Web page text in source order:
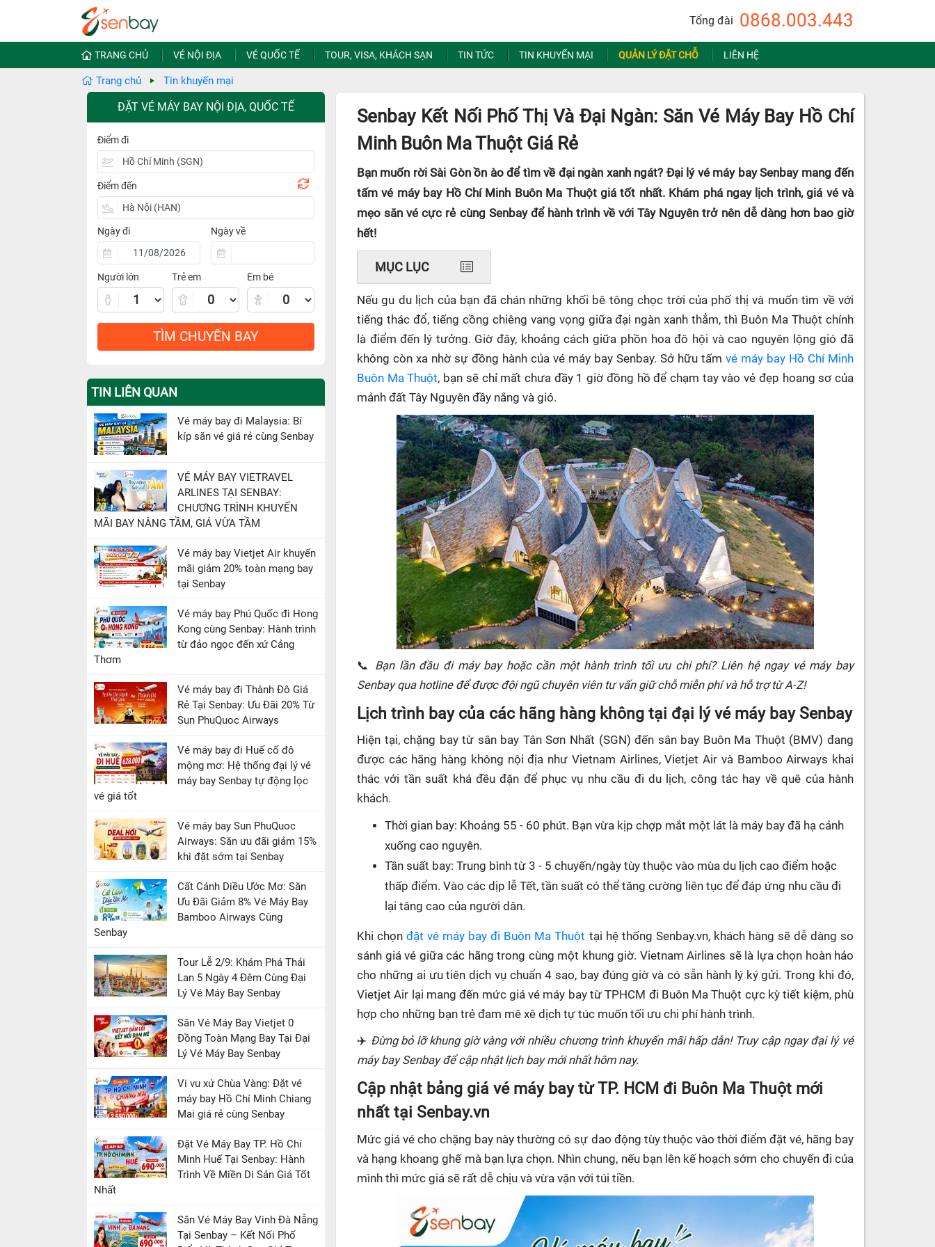
Tổng đài 0868.003.443
TRANG CHỦ VÉ NỘI ĐỊA VÉ QUỐC TẾ TOUR, VISA, KHÁCH SẠN TIN TỨC TIN KHUYẾN MẠI QUẢN LÝ ĐẶT CHỖ LIÊN HỆ
Trang chủ Tin khuyến mại
ĐẶT VÉ MÁY BAY NỘI ĐỊA, QUỐC TẾ
Điểm đi
Điểm đến
Ngày đi Ngày về
Người lớn Trẻ em Em bé
TÌM CHUYẾN BAY
TIN LIÊN QUAN
Vé máy bay đi Malaysia: Bí
kíp săn vé giá rẻ cùng Senbay
VÉ MÁY BAY VIETRAVEL
ARLINES TẠI SENBAY:
CHƯƠNG TRÌNH KHUYẾN
MÃI BAY NÂNG TẦM, GIÁ VỪA TẦM
Vé máy bay Vietjet Air khuyến
mãi giảm 20% toàn mạng bay
tại Senbay
Vé máy bay Phú Quốc đi Hong
Kong cùng Senbay: Hành trình
từ đảo ngọc đến xứ Cảng
Thơm
Vé máy bay đi Thành Đô Giá
Rẻ Tại Senbay: Ưu Đãi 20% Từ
Sun PhuQuoc Airways
Vé máy bay đi Huế cố đô
mộng mơ: Hệ thống đại lý vé
máy bay Senbay tự động lọc
vé giá tốt
Vé máy bay Sun PhuQuoc
Airways: Săn ưu đãi giảm 15%
khi đặt sớm tại Senbay
Cất Cánh Diều Ước Mơ: Săn
Ưu Đãi Giảm 8% Vé Máy Bay
Bamboo Airways Cùng
Senbay
Tour Lễ 2/9: Khám Phá Thái
Lan 5 Ngày 4 Đêm Cùng Đại
Lý Vé Máy Bay Senbay
Săn Vé Máy Bay Vietjet 0
Đồng Toàn Mạng Bay Tại Đại
Lý Vé Máy Bay Senbay
Vi vu xứ Chùa Vàng: Đặt vé
máy bay Hồ Chí Minh Chiang
Mai giá rẻ cùng Senbay
Đặt Vé Máy Bay TP. Hồ Chí
Minh Huế Tại Senbay: Hành
Trình Về Miền Di Sản Giá Tốt
Nhất
Săn Vé Máy Bay Vinh Đà Nẵng
Tại Senbay – Kết Nối Phố
Senbay Kết Nối Phố Thị Và Đại Ngàn: Săn Vé Máy Bay Hồ Chí
Minh Buôn Ma Thuột Giá Rẻ
Bạn muốn rời Sài Gòn ồn ào để tìm về đại ngàn xanh ngát? Đại lý vé máy bay Senbay mang đến
tấm vé máy bay Hồ Chí Minh Buôn Ma Thuột giá tốt nhất. Khám phá ngay lịch trình, giá vé và
mẹo săn vé cực rẻ cùng Senbay để hành trình về với Tây Nguyên trở nên dễ dàng hơn bao giờ
hết!
MỤC LỤC
Nếu gu du lịch của bạn đã chán những khối bê tông chọc trời của phố thị và muốn tìm về với
tiếng thác đổ, tiếng cồng chiêng vang vọng giữa đại ngàn xanh thẳm, thì Buôn Ma Thuột chính
là điểm đến lý tưởng. Giờ đây, khoảng cách giữa phồn hoa đô hội và cao nguyên lộng gió đã
không còn xa nhờ sự đồng hành của vé máy bay Senbay. Sở hữu tấm vé máy bay Hồ Chí Minh
Buôn Ma Thuột, bạn sẽ chỉ mất chưa đầy 1 giờ đồng hồ để chạm tay vào vẻ đẹp hoang sơ của
mảnh đất Tây Nguyên đầy nắng và gió.
📞 Bạn lần đầu đi máy bay hoặc cần một hành trình tối ưu chi phí? Liên hệ ngay vé máy bay
Senbay qua hotline để được đội ngũ chuyên viên tư vấn giữ chỗ miễn phí và hỗ trợ từ A-Z!
Lịch trình bay của các hãng hàng không tại đại lý vé máy bay Senbay
Hiện tại, chặng bay từ sân bay Tân Sơn Nhất (SGN) đến sân bay Buôn Ma Thuột (BMV) đang
được các hãng hàng không nội địa như Vietnam Airlines, Vietjet Air và Bamboo Airways khai
thác với tần suất khá đều đặn để phục vụ nhu cầu đi du lịch, công tác hay về quê của hành
khách.
Thời gian bay: Khoảng 55 - 60 phút. Bạn vừa kịp chợp mắt một lát là máy bay đã hạ cảnh
xuống cao nguyên.
Tần suất bay: Trung bình từ 3 - 5 chuyến/ngày tùy thuộc vào mùa du lịch cao điểm hoặc
thấp điểm. Vào các dịp lễ Tết, tần suất có thể tăng cường liên tục để đáp ứng nhu cầu đi
lại tăng cao của người dân.
Khi chọnđặt vé máy bay đi Buôn Ma Thuột tại hệ thống Senbay.vn, khách hàng sẽ dễ dàng so
sánh giá vé giữa các hãng trong cùng một khung giờ. Vietnam Airlines sẽ là lựa chọn hoàn hảo
cho những ai ưu tiên dịch vụ chuẩn 4 sao, bay đúng giờ và có sẵn hành lý ký gửi. Trong khi đó,
Vietjet Air lại mang đến mức giá vé máy bay từ TPHCM đi Buôn Ma Thuột cực kỳ tiết kiệm, phù
hợp cho những bạn trẻ đam mê xê dịch tự túc muốn tối ưu chi phí hành trình.
✈️ Đừng bỏ lỡ khung giờ vàng với nhiều chương trình khuyến mãi hấp dẫn! Truy cập ngay đại lý vé
máy bay Senbay để cập nhật lịch bay mới nhất hôm nay.
Cập nhật bảng giá vé máy bay từ TP. HCM đi Buôn Ma Thuột mới
nhất tại Senbay.vn
Mức giá vé cho chặng bay này thường có sự dao động tùy thuộc vào thời điểm đặt vé, hãng bay
và hạng khoang ghế mà bạn lựa chọn. Nhìn chung, nếu bạn lên kế hoạch sớm cho chuyến đi của
mình thì mức giá sẽ rất dễ chịu và vừa vặn với túi tiền.